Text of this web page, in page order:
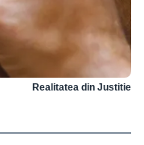
Realitatea din Justitie